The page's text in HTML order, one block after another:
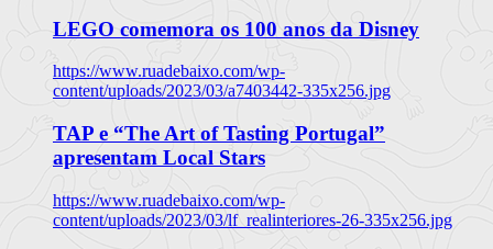
LEGO comemora os 100 anos da Disney
https://www.ruadebaixo.com/wp-
content/uploads/2023/03/a7403442-335x256.jpg
TAP e “The Art of Tasting Portugal”
apresentam Local Stars
https://www.ruadebaixo.com/wp-
content/uploads/2023/03/lf_realinteriores-26-335x256.jpg